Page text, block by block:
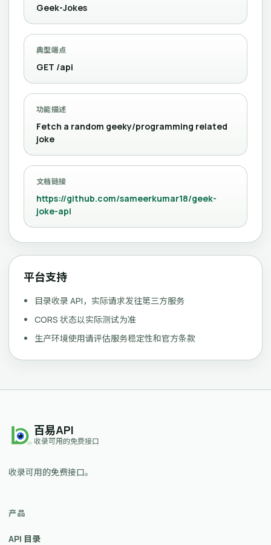
Geek-Jokes
典型端点
GET /api
功能描述
Fetch a random geeky/programming related
joke
文档链接
https://github.com/sameerkumar18/geek-
joke-api
平台支持
目录收录 API，实际请求发往第三方服务
CORS 状态以实际测试为准
生产环境使用请评估服务稳定性和官方条款
百易API
收录可用的免费接口
收录可用的免费接口。
产品
API 目录